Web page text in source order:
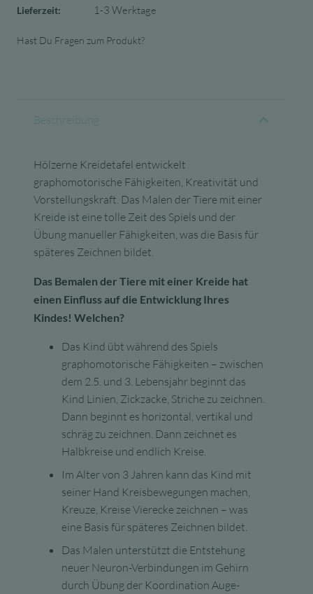
Lieferzeit:
1-3 Werktage
Hast Du Fragen zum Produkt?
Beschreibung
Hölzerne Kreidetafel entwickelt
graphomotorische Fähigkeiten, Kreativität und
Vorstellungskraft. Das Malen der Tiere mit einer
Kreide ist eine tolle Zeit des Spiels und der
Übung manueller Fähigkeiten, was die Basis für
späteres Zeichnen bildet.
Das Bemalen der Tiere mit einer Kreide hat
einen Einfluss auf die Entwicklung Ihres
Kindes! Welchen?
Das Kind übt während des Spiels
graphomotorische Fähigkeiten – zwischen
dem 2.5. und 3. Lebensjahr beginnt das
Kind Linien, Zickzacke, Striche zu zeichnen.
Dann beginnt es horizontal, vertikal und
schräg zu zeichnen. Dann zeichnet es
Halbkreise und endlich Kreise.
Im Alter von 3 Jahren kann das Kind mit
seiner Hand Kreisbewegungen machen,
Kreuze, Kreise Vierecke zeichnen – was
eine Basis für späteres Zeichnen bildet.
Das Malen unterstützt die Entstehung
neuer Neuron-Verbindungen im Gehirn
durch Übung der Koordination Auge-